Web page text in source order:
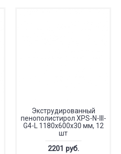
Экструдированный
пенополистирол XPS-N-III-
G4-L 1180х600х30 мм, 12
шт
2201 руб.